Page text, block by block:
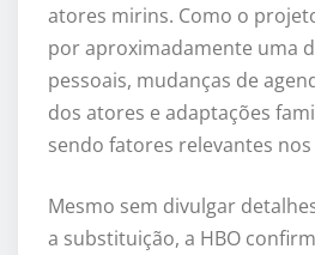
atores mirins. Como o
por aproximadamente uma
pessoais, mudanças de
dos atores e adaptações
sendo fatores relevantes
Mesmo sem divulgar
a substituição, a HBO